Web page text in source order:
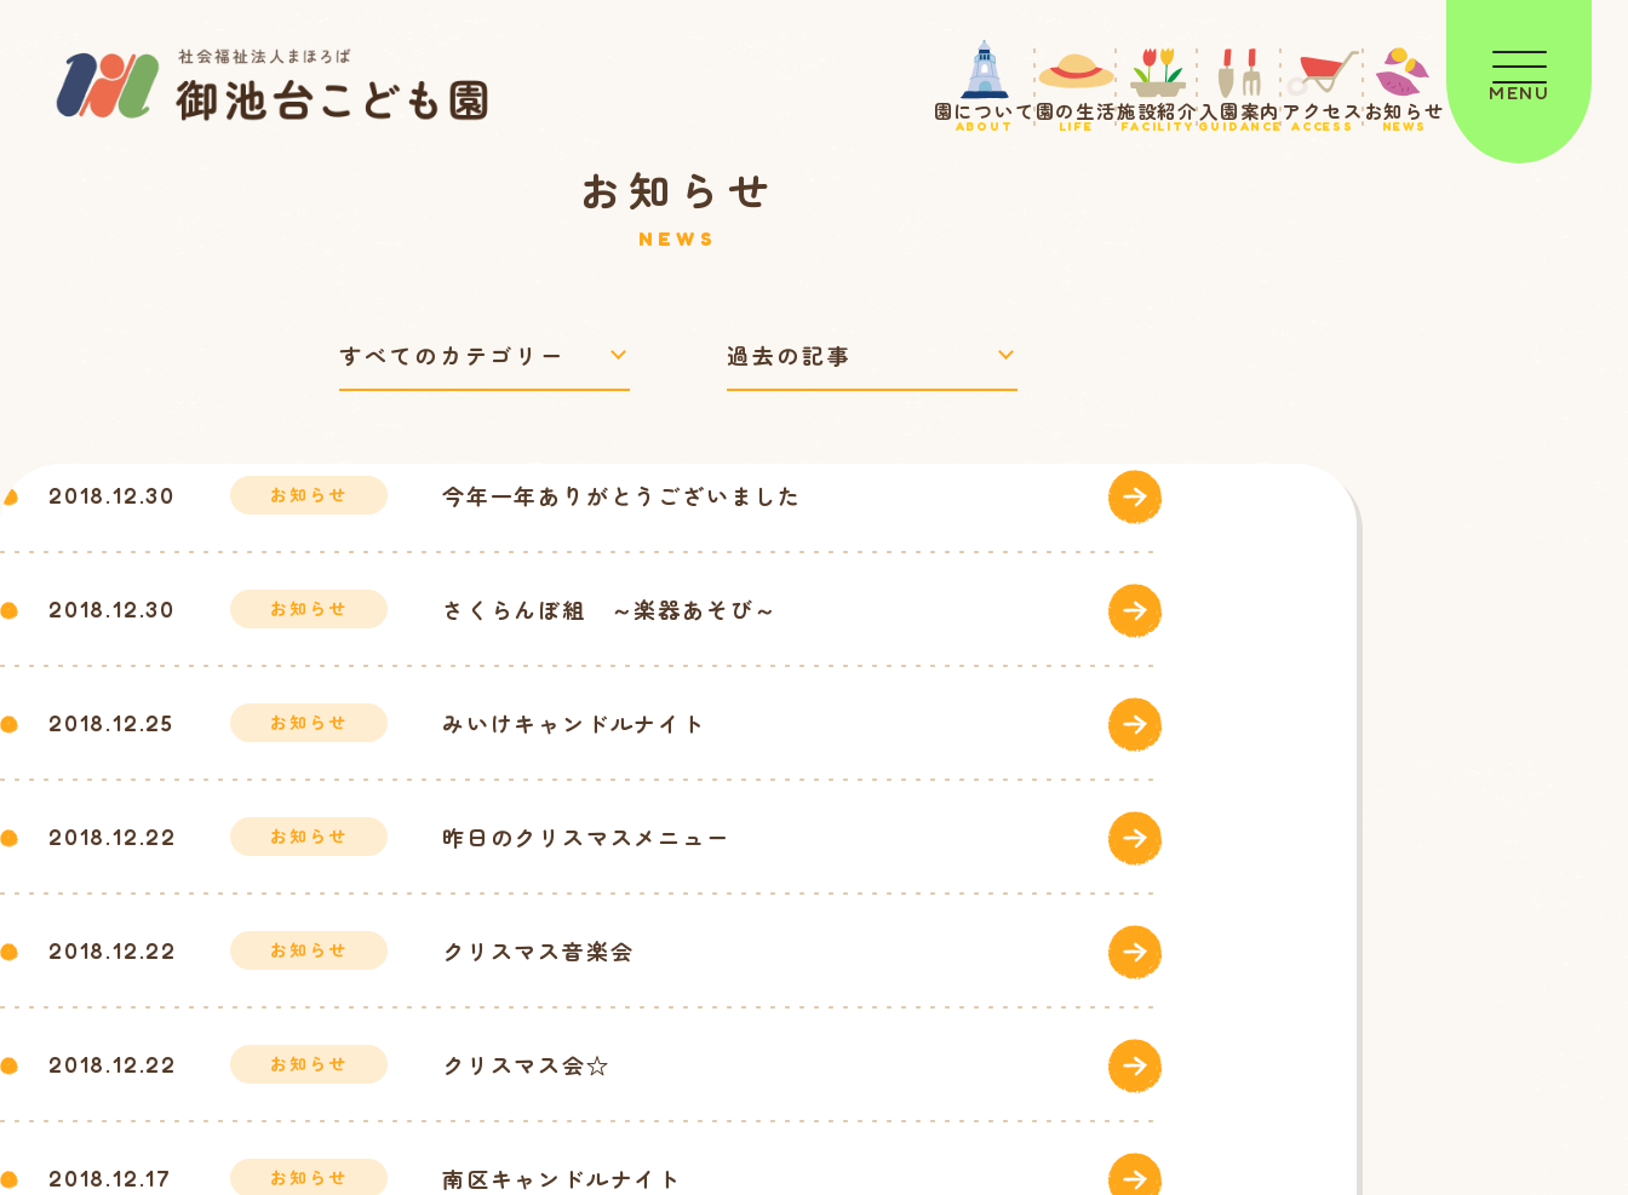
園について
ABOUT
園の生活
LIFE
施設紹介
FACILITY
入園案内
GUIDANCE
アクセス
ACCESS
お知らせ
NEWS
MENU
お知らせ
NEWS
2018.12.30 お知らせ 今年一年ありがとうございました
2018.12.30 お知らせ さくらんぼ組 ～楽器あそび～
2018.12.25 お知らせ みいけキャンドルナイト
2018.12.22 お知らせ 昨日のクリスマスメニュー
2018.12.22 お知らせ クリスマス音楽会
2018.12.22 お知らせ クリスマス会☆
2018.12.17 お知らせ 南区キャンドルナイト